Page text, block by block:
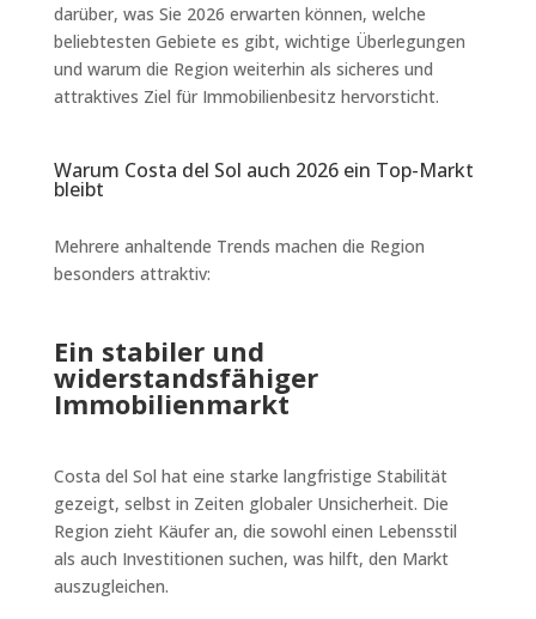
darüber, was Sie 2026 erwarten können, welche
beliebtesten Gebiete es gibt, wichtige Überlegungen
und warum die Region weiterhin als sicheres und
attraktives Ziel für Immobilienbesitz hervorsticht.
Warum Costa del Sol auch 2026 ein Top-Markt
bleibt
Mehrere anhaltende Trends machen die Region
besonders attraktiv:
Ein stabiler und
widerstandsfähiger
Immobilienmarkt
Costa del Sol hat eine starke langfristige Stabilität
gezeigt, selbst in Zeiten globaler Unsicherheit. Die
Region zieht Käufer an, die sowohl einen Lebensstil
als auch Investitionen suchen, was hilft, den Markt
auszugleichen.